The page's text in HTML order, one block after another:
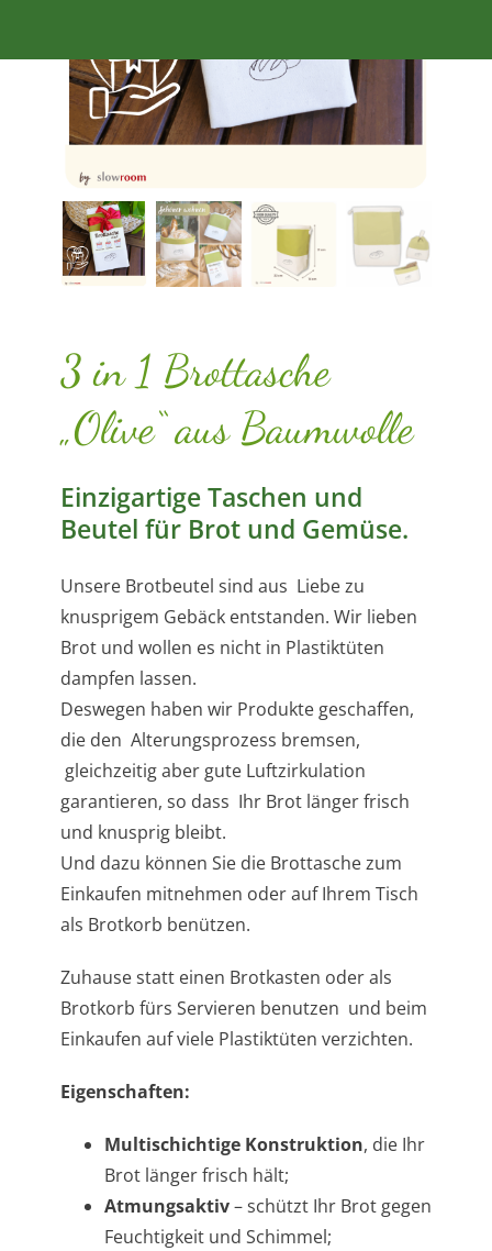
3 in 1 Brottasche
„Olive“ aus Baumwolle
Einzigartige Taschen und
Beutel für Brot und Gemüse.
Unsere Brotbeutel sind aus Liebe zu
knusprigem Gebäck entstanden. Wir lieben
Brot und wollen es nicht in Plastiktüten
dampfen lassen.
Deswegen haben wir Produkte geschaffen,
die den Alterungsprozess bremsen,
gleichzeitig aber gute Luftzirkulation
garantieren, so dass Ihr Brot länger frisch
und knusprig bleibt.
Und dazu können Sie die Brottasche zum
Einkaufen mitnehmen oder auf Ihrem Tisch
als Brotkorb benützen.
Zuhause statt einen Brotkasten oder als
Brotkorb fürs Servieren benutzen und beim
Einkaufen auf viele Plastiktüten verzichten.
Eigenschaften:
Multischichtige Konstruktion, die Ihr
Brot länger frisch hält;
Atmungsaktiv– schützt Ihr Brot gegen
Feuchtigkeit und Schimmel;